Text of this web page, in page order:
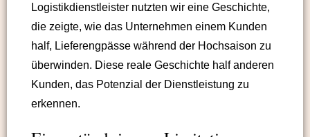
Logistikdienstleister nutzten wir eine Geschichte,
die zeigte, wie das Unternehmen einem Kunden
half, Lieferengpässe während der Hochsaison zu
überwinden. Diese reale Geschichte half anderen
Kunden, das Potenzial der Dienstleistung zu
erkennen.